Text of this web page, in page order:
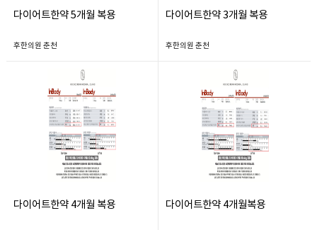
다이어트한약 5개월 복용
후한의원 춘천
다이어트한약 3개월 복용
후한의원 춘천
다이어트한약 4개월 복용 다이어트한약 4개월복용